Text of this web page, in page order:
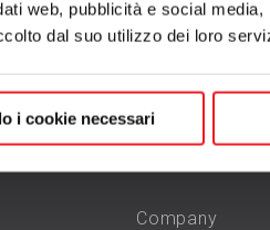
web, pubblicità e social
dal suo utilizzo dei loro
i cookie necessari
newsletter
Company